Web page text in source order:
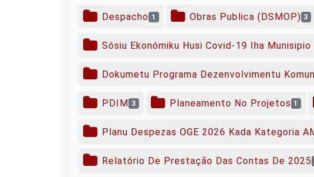
Despacho 1 Obras Publica (DSMOP) 3
Sósiu Ekonómiku Husi Covid-19 Iha Munisipio
Dokumetu Programa Dezenvolvimentu
PDIM 3 Planeamento No Projetos 1
Planu Despezas OGE 2026 Kada Kategoria
Relatório De Prestação Das Contas De 2025